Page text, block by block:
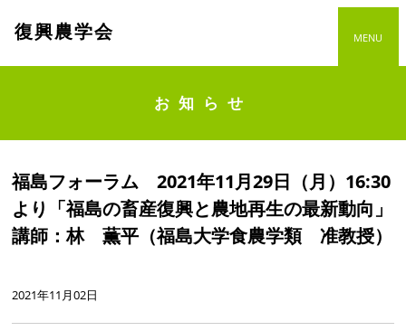
復興農学会 MENU
お知らせ
福島フォーラム 2021年11月29日（月）16:30
より「福島の畜産復興と農地再生の最新動向」
講師：林 薫平（福島大学食農学類 准教授）
2021年11月02日